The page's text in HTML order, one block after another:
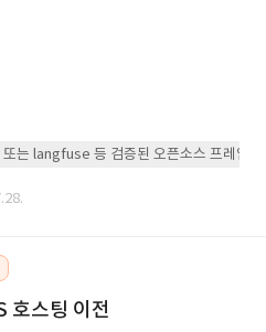
는 langfuse 등 검증된 오픈소스 프레임워
호스팅 이전